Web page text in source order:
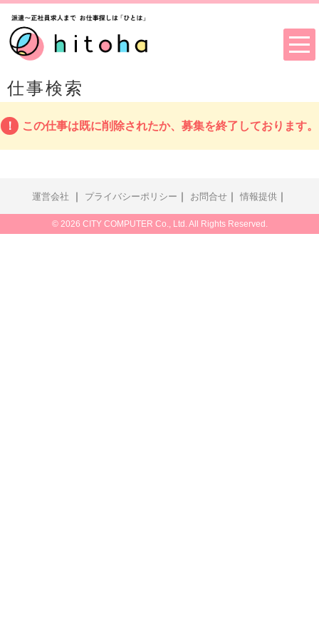
仕事検索
この仕事は既に削除されたか、募集を終了しております。
運営会社 ｜ プライバシーポリシー ｜ お問合せ ｜ 情報提供 ｜
© 2026 CITY COMPUTER Co., Ltd. All Rights Reserved.